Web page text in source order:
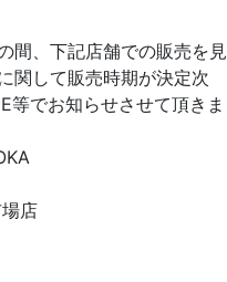
間、下記店舗での販売を見
関して販売時期が決定次
でお知らせさせて頂きま
店